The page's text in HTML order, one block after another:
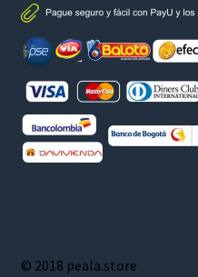
© 2018 peala.store